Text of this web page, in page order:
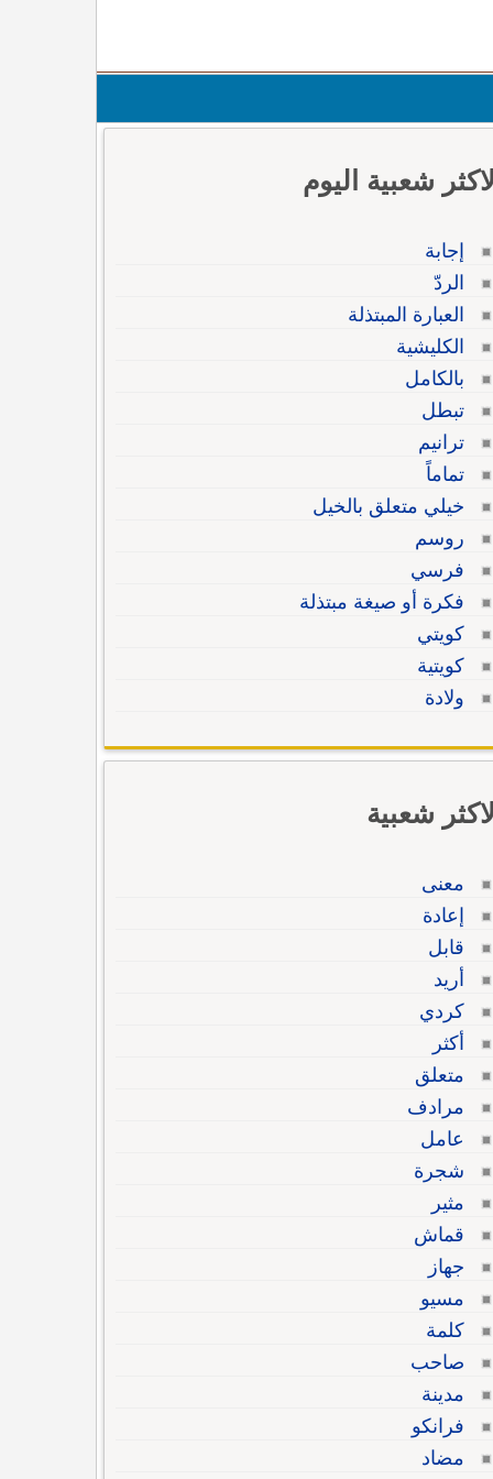
الاكثر شعبية اليوم
إجابة
الردّ
العبارة المبتذلة
الكليشية
بالكامل
تبطل
ترانيم
تماماً
خيلي متعلق بالخيل
روسم
فرسي
فكرة أو صيغة مبتذلة
كويتي
كويتية
ولادة
الاكثر شعبية
معنى
إعادة
قابل
أريد
كردي
أكثر
متعلق
مرادف
عامل
شجرة
مثير
قماش
جهاز
مسيو
كلمة
صاحب
مدينة
فرانكو
مضاد